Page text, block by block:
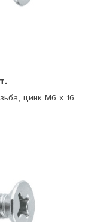
цинк М6 х 16